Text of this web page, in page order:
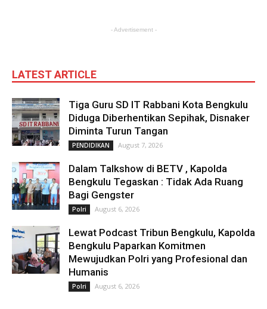
- Advertisement -
LATEST ARTICLE
Tiga Guru SD IT Rabbani Kota Bengkulu
Diduga Diberhentikan Sepihak, Disnaker
Diminta Turun Tangan
PENDIDIKAN August 7, 2026
Dalam Talkshow di BETV , Kapolda
Bengkulu Tegaskan : Tidak Ada Ruang
Bagi Gengster
Polri August 6, 2026
Lewat Podcast Tribun Bengkulu, Kapolda
Bengkulu Paparkan Komitmen
Mewujudkan Polri yang Profesional dan
Humanis
Polri August 6, 2026